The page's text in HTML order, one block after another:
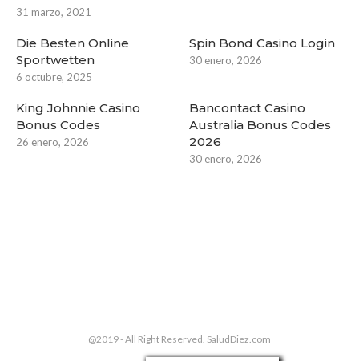
31 marzo, 2021
Die Besten Online
Sportwetten
6 octubre, 2025
Spin Bond Casino Login
30 enero, 2026
King Johnnie Casino
Bonus Codes
26 enero, 2026
Bancontact Casino
Australia Bonus Codes
2026
30 enero, 2026
@2019 - All Right Reserved. SaludDiez.com